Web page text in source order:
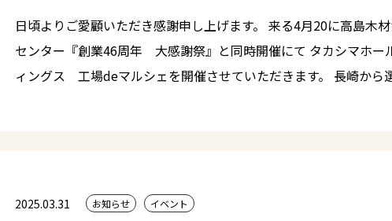
日頃よりご愛顧いただき感謝申し上げます。 来る4月20に高島木材流通
センター『創業46周年 大感謝祭』と同時開催にて タカシマホールデ
ィングス 工場deマルシェを開催させていただきます。 長崎から選り
2025.03.31 お知らせ イベント